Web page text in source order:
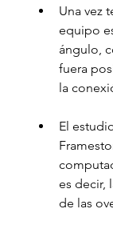
Una vez
equipo
ángulo,
fuera
la
El
es decir,
de las